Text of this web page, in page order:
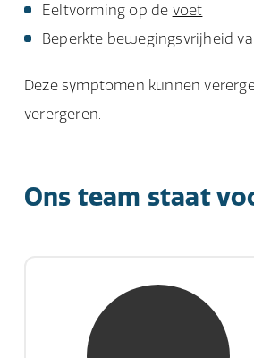
Eeltvorming op de voet
Beperkte bewegingsvrijheid
Deze symptomen kunnen
verergeren.
Ons team staat
mw. mr. S. Gholamalian
NIVRE Register-Expert